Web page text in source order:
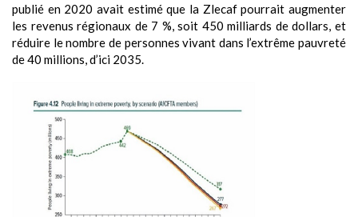
publié en 2020 avait estimé que la Zlecaf pourrait augmenter
les revenus régionaux de 7 %, soit 450 milliards de dollars, et
réduire le nombre de personnes vivant dans l’extrême pauvreté
de 40 millions, d’ici 2035.